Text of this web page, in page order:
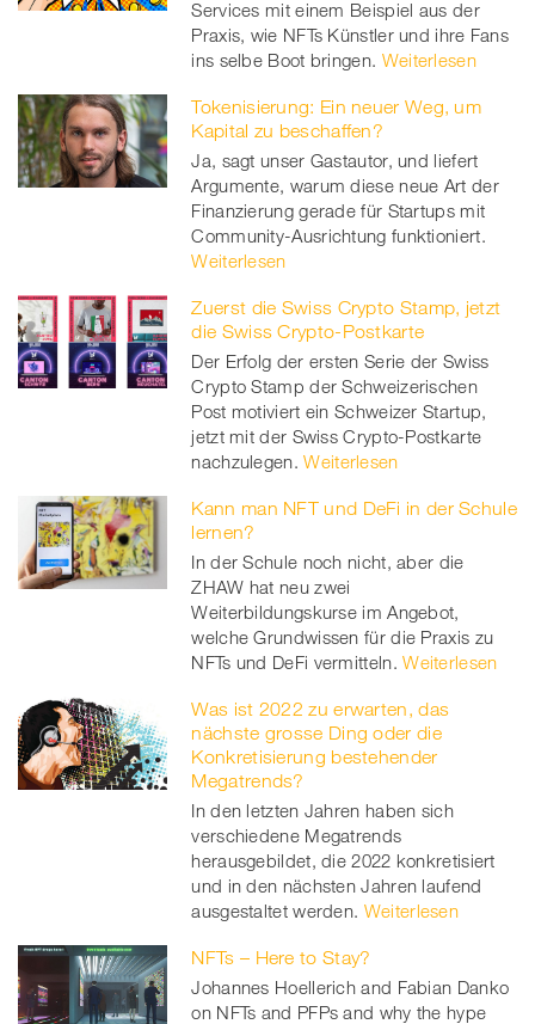
Services mit einem Beispiel aus der
Praxis, wie NFTs Künstler und ihre Fans
ins selbe Boot bringen. Weiterlesen
Tokenisierung: Ein neuer Weg, um
Kapital zu beschaffen?
Ja, sagt unser Gastautor, und liefert
Argumente, warum diese neue Art der
Finanzierung gerade für Startups mit
Community-Ausrichtung funktioniert.
Weiterlesen
Zuerst die Swiss Crypto Stamp, jetzt
die Swiss Crypto-Postkarte
Der Erfolg der ersten Serie der Swiss
Crypto Stamp der Schweizerischen
Post motiviert ein Schweizer Startup,
jetzt mit der Swiss Crypto-Postkarte
nachzulegen. Weiterlesen
Kann man NFT und DeFi in der Schule
lernen?
In der Schule noch nicht, aber die
ZHAW hat neu zwei
Weiterbildungskurse im Angebot,
welche Grundwissen für die Praxis zu
NFTs und DeFi vermitteln. Weiterlesen
Was ist 2022 zu erwarten, das
nächste grosse Ding oder die
Konkretisierung bestehender
Megatrends?
In den letzten Jahren haben sich
verschiedene Megatrends
herausgebildet, die 2022 konkretisiert
und in den nächsten Jahren laufend
ausgestaltet werden. Weiterlesen
NFTs – Here to Stay?
Johannes Hoellerich and Fabian Danko
on NFTs and PFPs and why the hype